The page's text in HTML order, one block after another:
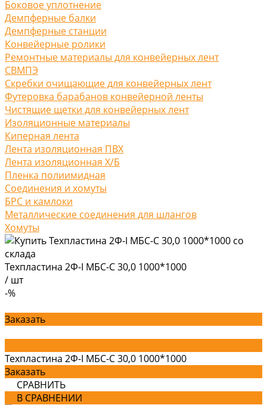
Боковое уплотнение
Демпферные балки
Демпферные станции
Конвейерные ролики
Ремонтные материалы для конвейерных лент
СВМПЭ
Скребки очищающие для конвейерных лент
Футеровка барабанов конвейерной ленты
Чистящие щетки для конвейерных лент
Изоляционные материалы
Киперная лента
Лента изоляционная ПВХ
Лента изоляционная Х/Б
Пленка полиимидная
Соединения и хомуты
БРС и камлоки
Металлические соединения для шлангов
Хомуты
Техпластина 2Ф-I МБС-С 30,0 1000*1000
/ шт
-%
Заказать
Техпластина 2Ф-I МБС-С 30,0 1000*1000
Заказать
СРАВНИТЬ
В СРАВНЕНИИ